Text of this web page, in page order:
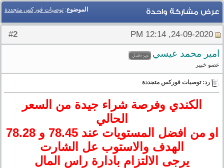
الموضوع: توصيات فوركس متجددة عرض مشاركة واحدة
2
امير محمد عيسي
عضو خبير
رد: توصيات فوركس متجددة
الكندي وفرصة شراء جيدة من السعر
الحالي
او من افضل المستويات عند 78.45 و 78.28
الهدف والاستوب عل الشارت
يرجى الالتزام بادارة راس المال